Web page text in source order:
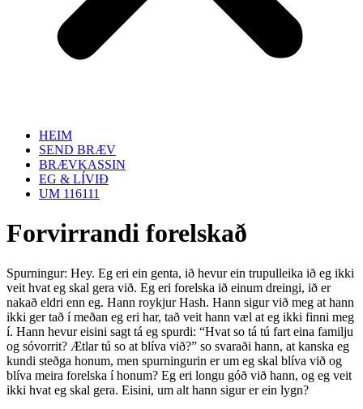
HEIM
SEND BRÆV
BRÆVKASSIN
EG & LÍVIÐ
UM 116111
Forvirrandi forelskað
Spurningur: Hey. Eg eri ein genta, ið hevur ein trupulleika ið eg ikki
veit hvat eg skal gera við. Eg eri forelska ið einum dreingi, ið er
nakað eldri enn eg. Hann roykjur Hash. Hann sigur við meg at hann
ikki ger tað í meðan eg eri har, tað veit hann væl at eg ikki finni meg
í. Hann hevur eisini sagt tá eg spurdi: “Hvat so tá tú fart eina familju
og sóvorrit? Ætlar tú so at blíva við?” so svaraði hann, at kanska eg
kundi steðga honum, men spurningurin er um eg skal blíva við og
blíva meira forelska í honum? Eg eri longu góð við hann, og eg veit
ikki hvat eg skal gera. Eisini, um alt hann sigur er ein lygn?